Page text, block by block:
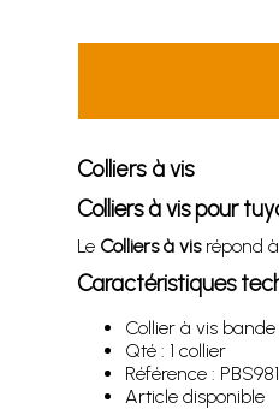
Colliers à vis
Colliers à vis pour
Le Colliers à visrépond
Caractéristiques
Collier à vis
Qté : 1 collier
Référence :
Article disponible